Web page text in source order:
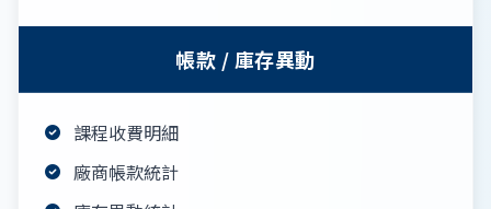
帳款 / 庫存異動
課程收費明細
廠商帳款統計